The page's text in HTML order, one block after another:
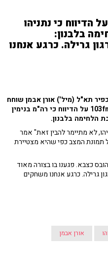
הדיווח כי נתניהו
בלבנון:
גרילה. כרגע אנחנו
תא"ל (מיל') אורן אבמן שוחח
עם פרופ' אריה אלדד ורון קופמן ב-103fm על הדיווח כי רה"מ בנימין
הלחימה בלבנון.
לא מתיימר להבין זאת" אמר
תמונת המצב כפי שהיא מצטיירת
2024 חיזבאללה הובס כצבא. פגענו בו בצורה מאוד
להיות ארגון גרילה. כרגע אנחנו משחקים
אורן אבמן